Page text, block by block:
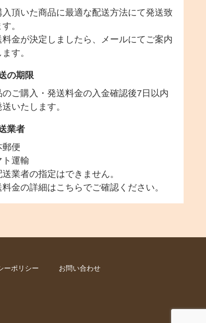
入頂いた商品に最適な配送方法にて発送致
。
料金が決定しましたら、メールにてご案内
す。
の期限
のご購入・発送料金の入金確認後7日以内
いたします。
業者
郵便
ト運輸
業者の指定はできません。
料金の詳細はこちら でご確認ください。
ーポリシー お問い合わせ